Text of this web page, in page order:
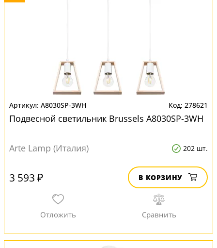
A8030SP-3WH 278621
Подвесной светильник Brussels A8030SP-3WH
Arte Lamp (Италия) 202 шт.
3 593 ₽ В КОРЗИНУ